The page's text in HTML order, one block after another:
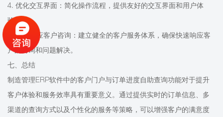
4. 优化交互界面：简化操作流程，提供友好的交互界面和用户体
验。
5. 快速响应客户咨询：建立健全的客户服务体系，确保快速响应客
户的咨询和问题解决。
七、总结
制造管理ERP软件中的客户门户与订单进度自助查询功能对于提升
客户体验和服务效率具有重要意义。通过提供实时的订单信息、多
渠道的查询方式以及个性化的服务等策略，可以增强客户的满意度